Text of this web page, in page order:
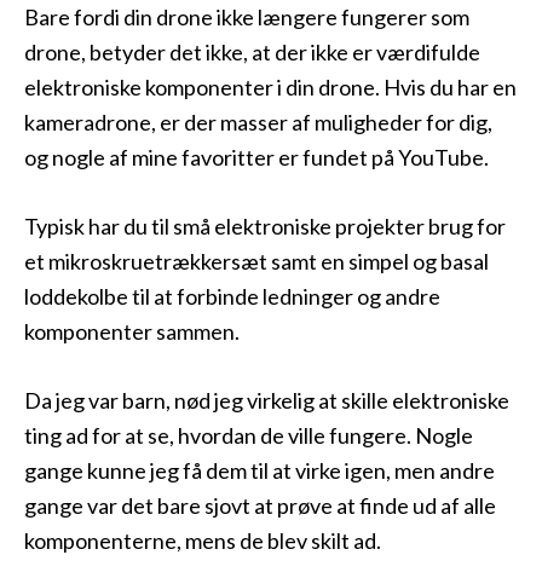
Bare fordi din drone ikke længere fungerer som
drone, betyder det ikke, at der ikke er værdifulde
elektroniske komponenter i din drone. Hvis du har en
kameradrone, er der masser af muligheder for dig,
og nogle af mine favoritter er fundet på YouTube.
Typisk har du til små elektroniske projekter brug for
et mikroskruetrækkersæt samt en simpel og basal
loddekolbe til at forbinde ledninger og andre
komponenter sammen.
Da jeg var barn, nød jeg virkelig at skille elektroniske
ting ad for at se, hvordan de ville fungere. Nogle
gange kunne jeg få dem til at virke igen, men andre
gange var det bare sjovt at prøve at finde ud af alle
komponenterne, mens de blev skilt ad.